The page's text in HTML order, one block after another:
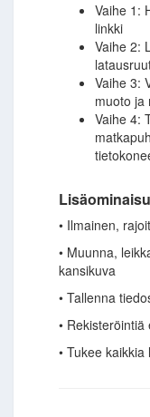
Vaihe 1:
linkki
Vaihe 2:
Vaihe 3:
muoto ja
Vaihe 4:
• Ilmainen,
• Muunna,
kansikuva
• Tallenna
• Rekisteröintiä
• Tukee